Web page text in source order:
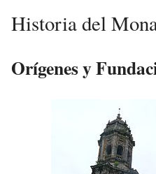
Historia del
Orígenes y